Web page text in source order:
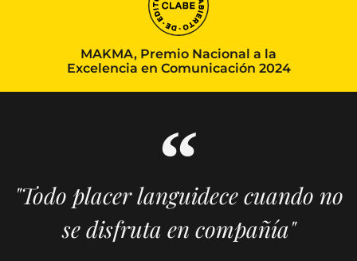
MAKMA, Premio Nacional a la
Excelencia en Comunicación 2024
"Todo placer languidece cuando no
se disfruta en compañía"